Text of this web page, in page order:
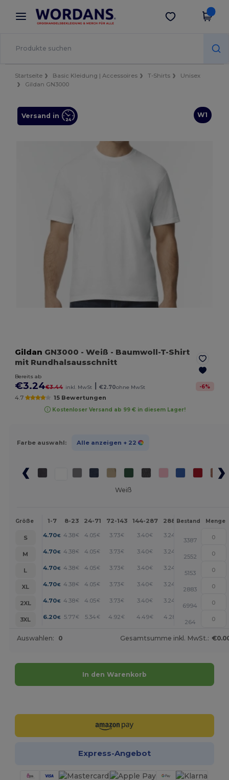
× Wordans App
Bessere Preise in der App!
App holen
Startseite Basic Kleidung | Accessoires T-Shirts
Unisex
Gildan GN3000
W1
Versand in
Gildan GN3000 - Weiß - Baumwoll-T-Shirt
mit Rundhalsausschnitt
Bereits ab
€3.24€3.44 inkl. MwSt | €2.70ohne MwSt -6%
4.7 15 Bewertungen
Kostenloser Versand ab 99 € in diesem Lager!
Farbe auswahl: Alle anzeigen + 22
Weiß
Größe 1-7 8-23 24-71 72-143 144-287 288 + Mehr
Bestand Menge
S 4.70€ 4.38€ 4.05€ 3.73€ 3.40€ 3.24 +
3387
M
4.70€ 4.38€ 4.05€ 3.73€ 3.40€ 3.24 +
2552
L
4.70€ 4.38€ 4.05€ 3.73€ 3.40€ 3.24 +
5153
XL
4.70€ 4.38€ 4.05€ 3.73€ 3.40€ 3.24 +
2883
2XL
4.70€ 4.38€ 4.05€ 3.73€ 3.40€ 3.24 +
6994
3XL
6.20€ 5.77€ 5.34€ 4.92 € 4.49€ 4.28 +
264
Auswahlen: 0 Gesamtsumme inkl. MwSt.:
In den Warenkorb
Express-Angebot